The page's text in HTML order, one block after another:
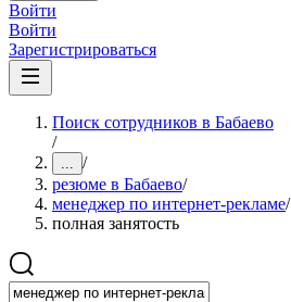
Войти
Войти
Зарегистрироваться
Поиск сотрудников в Бабаево
/
... /
резюме в Бабаево/
менеджер по интернет-рекламе/
полная занятость